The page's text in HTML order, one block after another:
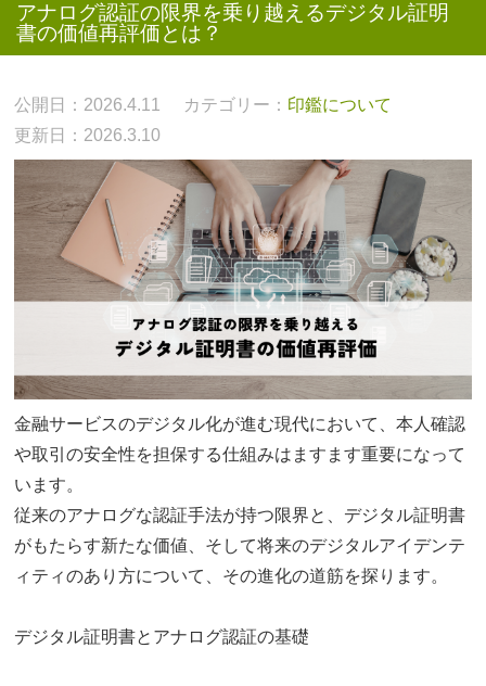
アナログ認証の限界を乗り越えるデジタル証明
書の価値再評価とは？
公開日：2026.4.11 カテゴリー： 印鑑について
更新日：2026.3.10
金融サービスのデジタル化が進む現代において、本人確認
や取引の安全性を担保する仕組みはますます重要になって
います。
従来のアナログな認証手法が持つ限界と、デジタル証明書
がもたらす新たな価値、そして将来のデジタルアイデンテ
ィティのあり方について、その進化の道筋を探ります。
デジタル証明書とアナログ認証の基礎